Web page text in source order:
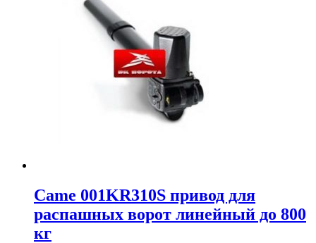
Came 001KR310S привод для
распашных ворот линейный до 800
кг